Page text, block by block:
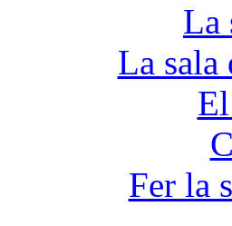
La
La
Fer la